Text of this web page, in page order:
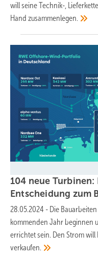
will seine Technik-,
Hand zusammenlegen.
104 neue Turbinen:
Entscheidung zum
28.05.2024 - Die
kommenden Jahr beginnen
errichtet sein. Den Strom will
verkaufen.